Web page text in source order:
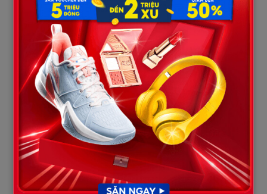
sân lát gạch đỏ au, bên trong đầy đủ tiện nghi từ tivi màn hình
lớn đến tủ lạnh side-by-side, lòng tôi khấp khởi mừng thầm. Nhà
cao cửa rộng thế này, chắc chắn kinh tế chú thím ấy đã khấm
khá. Bữa cơm trưa diễn ra vui vẻ cho đến khi tôi mở lời.
“Mẹ ạ, chú thím ạ… Chả là đợt này vợ chồng con tìm được căn
chung cư ưng ý quá. Con định xin lại mẹ và chú thím số tiền 1 tỷ
con cho vay ngày xưa để đặt cọc mua nhà. Cháu Nhím lớn rồi,
cần chỗ ở ổn định đi học.”Không gian đang ồn ào bỗng chốc im
bặt. Tiếng đũa bát va chạm cũng ngưng hẳn. Mẹ chồng tôi đặt
bát cơm xuống, nụ cười trên môi tắt ngấm. Bà liếc nhìn chú
Thắng, rồi quay sang nhìn tôi với ánh mắt sắc lẹm khác hẳn vẻ
hiền từ lúc nãy.